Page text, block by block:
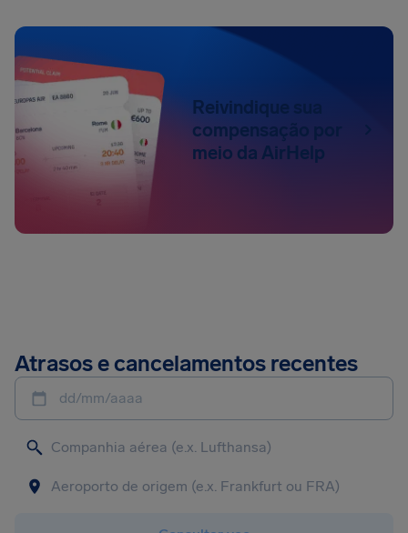
Reivindique sua
compensação por
meio da AirHelp
Atrasos e cancelamentos recentes
dd/mm/aaaa